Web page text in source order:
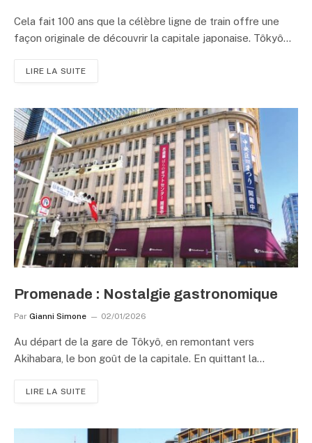
Cela fait 100 ans que la célèbre ligne de train offre une
façon originale de découvrir la capitale japonaise. Tôkyô…
LIRE LA SUITE
Promenade : Nostalgie gastronomique
Par Gianni Simone 02/01/2026
Au départ de la gare de Tôkyô, en remontant vers
Akihabara, le bon goût de la capitale. En quittant la…
LIRE LA SUITE